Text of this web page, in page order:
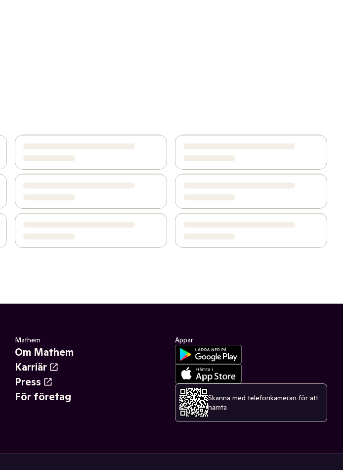
Mathem
Om Mathem
Karriär
Press
För företag
Appar
Skanna med telefonkameran för att
hämta